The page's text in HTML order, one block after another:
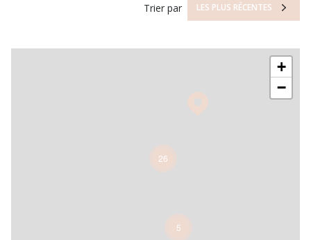
Trier par LES PLUS RÉCENTES
5
26
+
−